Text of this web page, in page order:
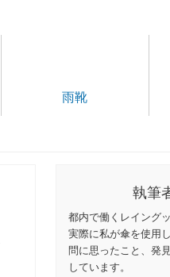
雨靴
執筆
都内で働くレイング
実際に私が傘を使用
問に思ったこと、発
しています。